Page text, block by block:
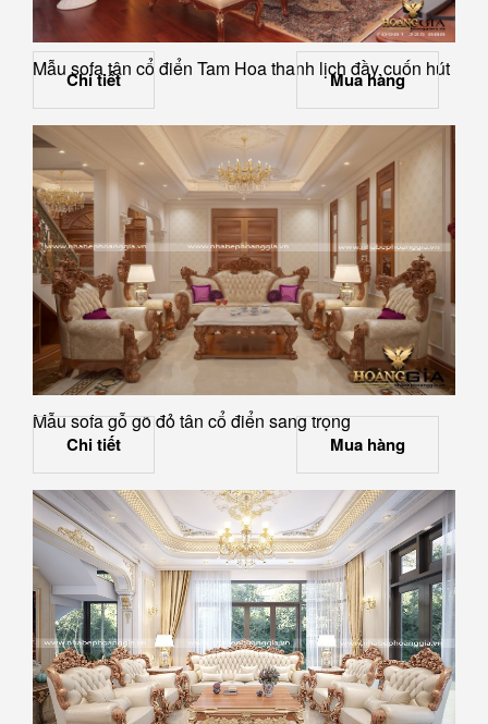
Mẫu sofa tân cổ điển Tam Hoa thanh lịch đầy cuốn hút
Chi tiết Mua hàng
Mẫu sofa gỗ gõ đỏ tân cổ điển sang trọng
Chi tiết Mua hàng